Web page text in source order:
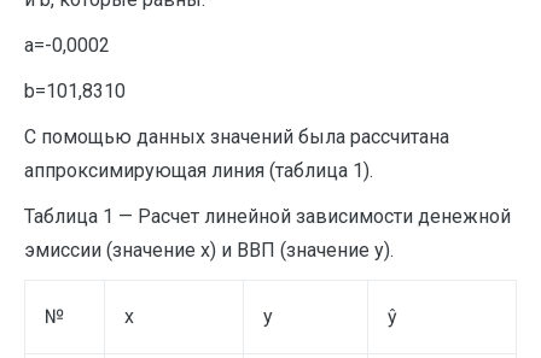
a=-0,0002
b=101,8310
С помощью данных значений была рассчитана
аппроксимирующая линия (таблица 1).
Таблица 1 — Расчет линейной зависимости денежной
эмиссии (значение х) и ВВП (значение у).
№ x y ŷ